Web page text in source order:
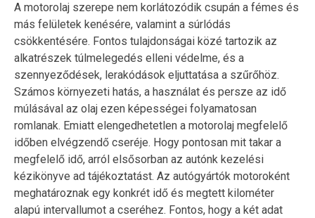
A motorolaj szerepe nem korlátozódik csupán a fémes és
más felületek kenésére, valamint a súrlódás
csökkentésére. Fontos tulajdonságai közé tartozik az
alkatrészek túlmelegedés elleni védelme, és a
szennyeződések, lerakódások eljuttatása a szűrőhöz.
Számos környezeti hatás, a használat és persze az idő
múlásával az olaj ezen képességei folyamatosan
romlanak. Emiatt elengedhetetlen a motorolaj megfelelő
időben elvégzendő cseréje. Hogy pontosan mit takar a
megfelelő idő, arról elsősorban az autónk kezelési
kézikönyve ad tájékoztatást. Az autógyártók motoroként
meghatároznak egy konkrét idő és megtett kilométer
alapú intervallumot a cseréhez. Fontos, hogy a két adat